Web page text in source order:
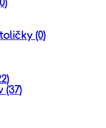
(0)
(37)